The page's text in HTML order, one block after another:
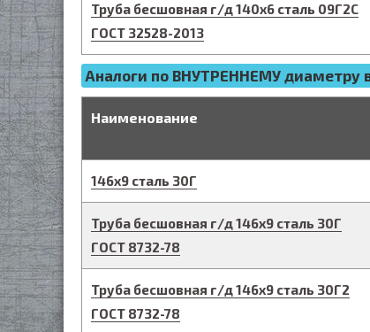
Труба бесшовная г/д140х6 сталь 09Г2С
ГОСТ 32528-2013
Аналоги по ВНУТРЕННЕМУ диаметру
Наименование
146х9 сталь 30Г
Труба бесшовная г/д146х9 сталь 30Г
ГОСТ 8732-78
Труба бесшовная г/д146х9 сталь 30Г2
ГОСТ 8732-78